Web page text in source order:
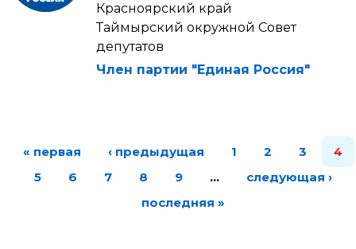
Красноярский край
Таймырский окружной Совет
депутатов
Член партии "Единая Россия"
« первая ‹ предыдущая 1 2 3
4
5
6 7 8 9 …
следующая ›
последняя »